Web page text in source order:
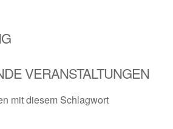
VERANSTALTUNGEN
mit diesem Schlagwort